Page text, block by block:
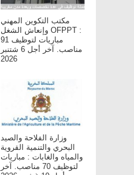
مكتب التكوين المهني
وإنعاش الشغل OFPPT :
مباريات لتوظيف 91
مناصب. آخر أجل 6 شتنبر
2026
وزارة الفلاحة والصيد
البحري والتنمية القروية
والمياه والغابات : مباريات
لتوظيف 70 مناصب. آخر